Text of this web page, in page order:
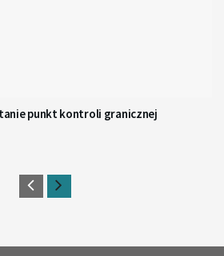
punkt kontroli granicznej